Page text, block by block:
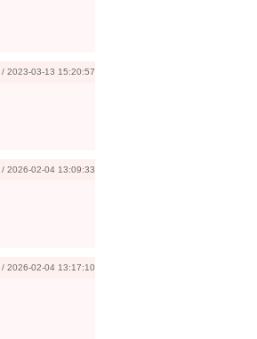
/ 2023-03-13 15:20:57
/ 2026-02-04 13:09:33
/ 2026-02-04 13:17:10